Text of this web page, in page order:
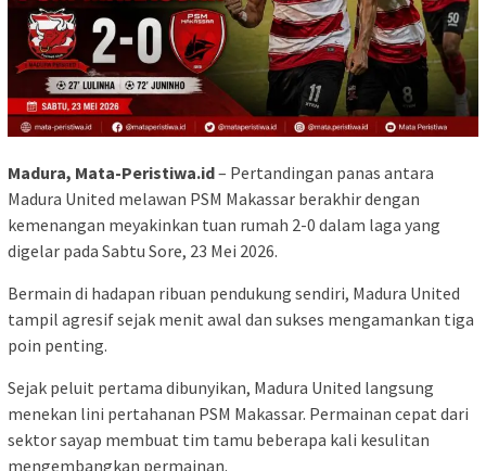
Madura, Mata-Peristiwa.id– Pertandingan panas antara
Madura United melawan PSM Makassar berakhir dengan
kemenangan meyakinkan tuan rumah 2-0 dalam laga yang
digelar pada Sabtu Sore, 23 Mei 2026.
Bermain di hadapan ribuan pendukung sendiri, Madura United
tampil agresif sejak menit awal dan sukses mengamankan tiga
poin penting.
Sejak peluit pertama dibunyikan, Madura United langsung
menekan lini pertahanan PSM Makassar. Permainan cepat dari
sektor sayap membuat tim tamu beberapa kali kesulitan
mengembangkan permainan.